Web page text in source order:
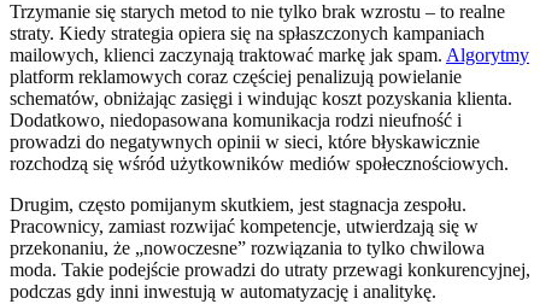
Trzymanie się starych metod to nie tylko brak wzrostu – to realne
straty. Kiedy strategia opiera się na spłaszczonych kampaniach
mailowych, klienci zaczynają traktować markę jak spam. Algorytmy
platform reklamowych coraz częściej penalizują powielanie
schematów, obniżając zasięgi i windując koszt pozyskania klienta.
Dodatkowo, niedopasowana komunikacja rodzi nieufność i
prowadzi do negatywnych opinii w sieci, które błyskawicznie
rozchodzą się wśród użytkowników mediów społecznościowych.
Drugim, często pomijanym skutkiem, jest stagnacja zespołu.
Pracownicy, zamiast rozwijać kompetencje, utwierdzają się w
przekonaniu, że „nowoczesne” rozwiązania to tylko chwilowa
moda. Takie podejście prowadzi do utraty przewagi konkurencyjnej,
podczas gdy inni inwestują w automatyzację i analitykę.